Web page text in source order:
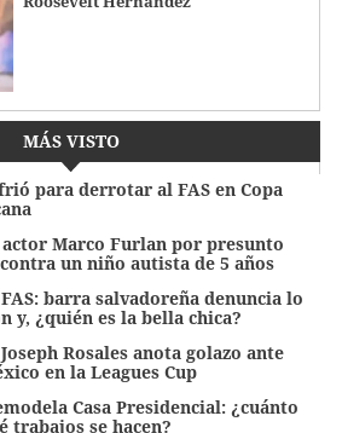
MÁS VISTO
para derrotar al FAS en Copa
Marco Furlan por presunto
un niño autista de 5 años
barra salvadoreña denuncia lo
y, ¿quién es la bella chica?
Rosales anota golazo ante
en la Leagues Cup
Casa Presidencial: ¿cuánto
trabajos se hacen?